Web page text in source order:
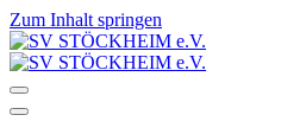
Zum Inhalt springen